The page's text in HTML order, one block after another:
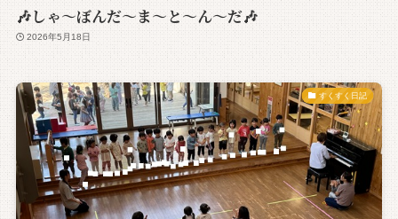
🎶しゃ～ぼんだ～ま～と～ん～だ🎶
2026年5月18日
すくすく日記